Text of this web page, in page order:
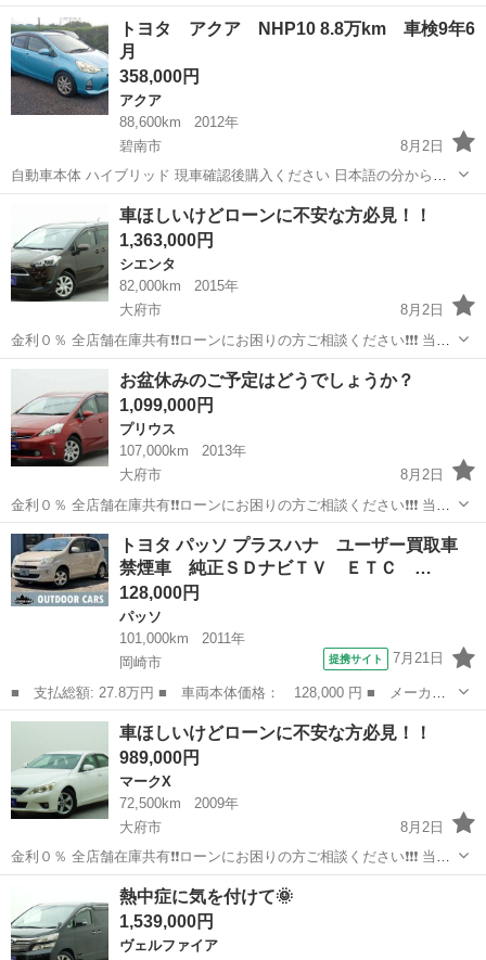
名： トヨタ ■ 車種名： ピクシスエポック ■ グレード名：
Ｌ ミライース／タイミングチェーン／車検整備付／全国対応走行距
離無制限１年保...
静岡 浜松市 その他
トヨタ アクア NHP10 8.8万km 車検9年6
月
358,000円
アクア
88,600km
2012年
碧南市
8月2日
自動車本体 ハイブリッド 現車確認後購入ください 日本語の分からな
い外国人不可です 値下げ交渉お控え下さい 自走でお渡し可能です
ETC ナビ バックカメラ アクア ...
車ほしいけどローンに不安な方必見！！
1,363,000円
シエンタ
82,000km
2015年
大府市
8月2日
金利０％ 全店舗在庫共有❗️❗️ローンにお困りの方ご相談ください❗️❗️❗️ 当店
の自社ローンは 👉審査通過率95％❗️ さらに… 👉総額150万円までのお
車なら【頭金0円OK】✨ 「今は無理かも…」と...
シエンタ ローン
お盆休みのご予定はどうでしょうか？
1,099,000円
プリウス
107,000km
2013年
大府市
8月2日
金利０％ 全店舗在庫共有❗️❗️ローンにお困りの方ご相談ください❗️❗️❗️ 当店
の自社ローンは 👉審査通過率95％❗️ さらに… 👉総額150万円までのお
車なら【頭金0円OK】✨ 「今は無理かも…」と...
愛知 大府市 プリウス ローン
トヨタ パッソ プラスハナ ユーザー買取車
禁煙車 純正ＳＤナビＴＶ ＥＴＣ …
128,000円
パッソ
101,000km
2011年
岡崎市
提携サイト 7月21日
■ 支払総額: 27.8万円 ■ 車両本体価格： 128,000 円 ■ メーカー
名： トヨタ ■ 車種名： パッソ ■ グレード名： プラスハナ
ユーザー買取車 禁煙車 純正ＳＤナビＴＶ ＥＴＣ スマートキ
ー ＣＤ・ＤＶ...
愛知 岡崎市
車ほしいけどローンに不安な方必見！！
989,000円
マークX
72,500km
2009年
大府市
8月2日
金利０％ 全店舗在庫共有❗️❗️ローンにお困りの方ご相談ください❗️❗️❗️ 当店
の自社ローンは 👉審査通過率95％❗️ さらに… 👉総額150万円までのお
車なら【頭金0円OK】✨ 「今は無理かも…」と...
大府市 マークX ローン
熱中症に気を付けて🌞
1,539,000円
ヴェルファイア